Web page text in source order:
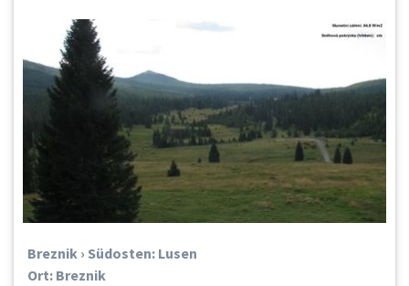
Breznik › Südosten: Lusen
Ort: Breznik